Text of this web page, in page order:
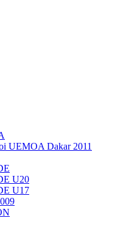
UEMOA Dakar 2011
U20
U17